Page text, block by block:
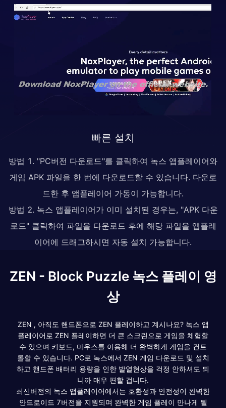
빠른 설치
방법 1. "PC버전 다운로드"를 클릭하여 녹스 앱플레이어와
게임 APK 파일을 한 번에 다운로드할 수 있습니다. 다운로
드한 후 앱플레이어 가동이 가능합니다.
방법 2. 녹스 앱플레이어가 이미 설치된 경우는, "APK 다운
로드" 클릭하여 파일을 다운로드 후에 해당 파일을 앱플레
이어에 드래그하시면 자동 설치 가능합니다.
ZEN - Block Puzzle 녹스 플레이 영
상
ZEN , 아직도 핸드폰으로 ZEN 플레이하고 계시나요? 녹스 앱
플레이어로 ZEN 플레이하면 더 큰 스크린으로 게임을 체험할
수 있으며 키보드, 마우스를 이용해 더 완벽하게 게임을 컨트
롤할 수 있습니다. PC로 녹스에서 ZEN 게임 다운로드 및 설치
하고 핸드폰 배터리 용량을 인한 발열현상을 걱정 안하셔도 되
니까 매우 편할 겁니다.
최신버전의 녹스 앱플레이어에서는 호환성과 안전성이 완벽한
안드로이드 7버전을 지원되며 완벽한 게임 플레이 만나게 될